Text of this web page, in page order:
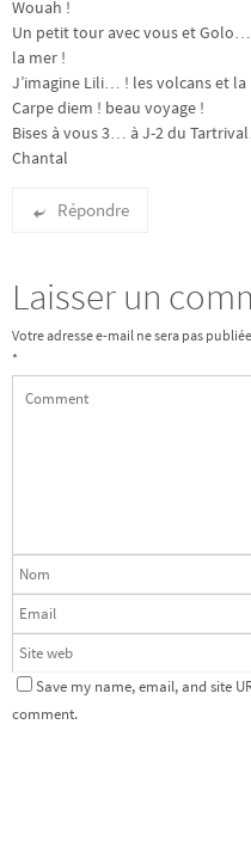
Wouah !
Un petit tour avec vous et
la mer !
J’imagine Lili… ! les volcans et
Carpe diem ! beau voyage !
Bises à vous 3… à J-2 du
Chantal
Répondre
Laisser un
Votre adresse e-mail ne sera pas
*
Save my name, email, and site
comment.